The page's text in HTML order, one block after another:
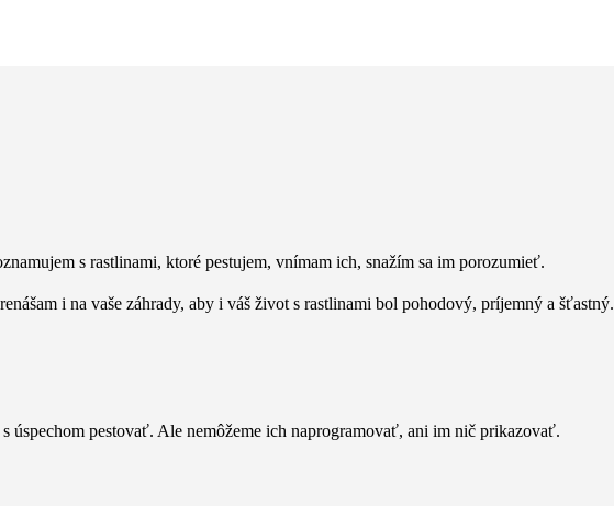
s rastlinami, ktoré pestujem, vnímam ich, snažím sa im porozumieť.
i na vaše záhrady, aby i váš život s rastlinami bol pohodový, príjemný a šťastný.
pestovať. Ale nemôžeme ich naprogramovať, ani im nič prikazovať.